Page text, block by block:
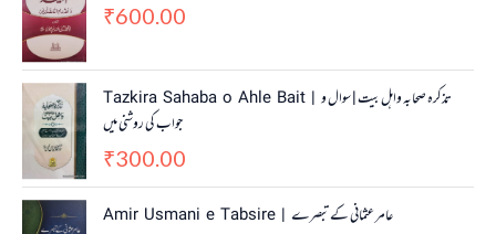
₹600.00
Tazkira Sahaba o Ahle Bait | تذکرہ صحابہ واہل بیت | سوال و
جواب کی روشنی میں
₹300.00
Amir Usmani e Tabsire | عامر عثمانی کے تبصرے